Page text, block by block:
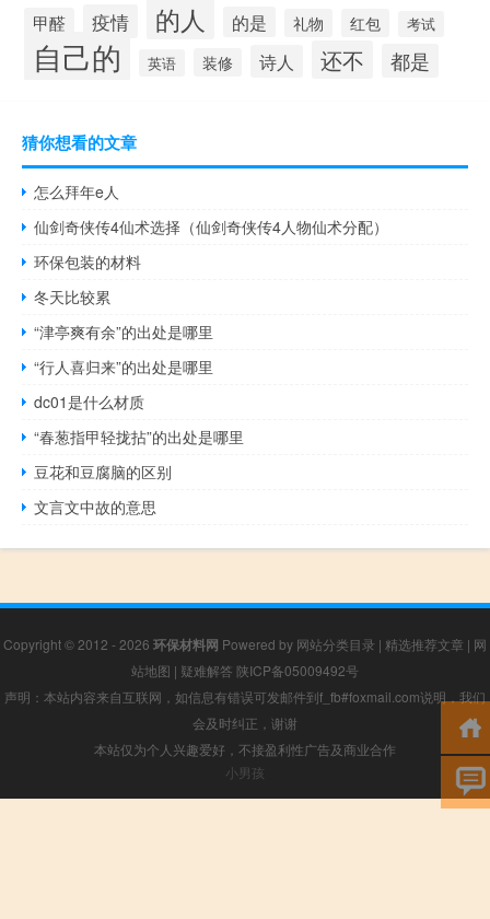
甲醛 疫情 的人 的是 礼物 红包 考试
自己的 英语 装修 诗人 还不 都是
猜你想看的文章
怎么拜年e人
仙剑奇侠传4仙术选择（仙剑奇侠传4人物仙术分配）
环保包装的材料
冬天比较累
“津亭爽有余”的出处是哪里
“行人喜归来”的出处是哪里
dc01是什么材质
“春葱指甲轻拢拈”的出处是哪里
豆花和豆腐脑的区别
文言文中故的意思
Copyright © 2012 - 2026 环保材料网 Powered by 网站分类目录 | 精选推荐文章 | 网
站地图 | 疑难解答 陕ICP备05009492号
声明：本站内容来自互联网，如信息有错误可发邮件到f_fb#foxmail.com说明，我们
会及时纠正，谢谢
本站仅为个人兴趣爱好，不接盈利性广告及商业合作
小男孩